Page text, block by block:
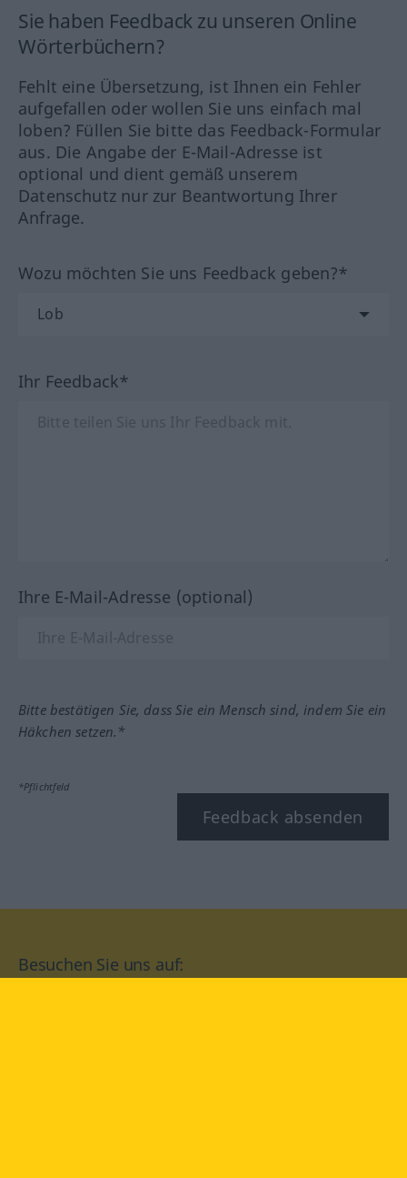
Sie haben Feedback zu unseren Online
Wörterbüchern?
Fehlt eine Übersetzung, ist Ihnen ein Fehler
aufgefallen oder wollen Sie uns einfach mal
loben? Füllen Sie bitte das Feedback-Formular
aus. Die Angabe der E-Mail-Adresse ist
optional und dient gemäß unserem
Datenschutz nur zur Beantwortung Ihrer
Anfrage.
Wozu möchten Sie uns Feedback geben?*
Ihr Feedback*
Ihre E-Mail-Adresse (optional)
Bitte bestätigen Sie, dass Sie ein Mensch sind, indem Sie ein
Häkchen setzen.*
*Pflichtfeld
Feedback absenden
Besuchen Sie uns auf: